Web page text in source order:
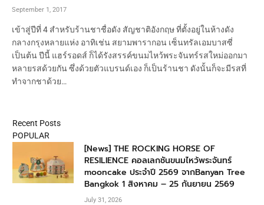
September 1, 2017
เข้าสู่ปีที่ 4 สำหรับร้านชาชื่อดัง สัญชาติอังกฤษ ที่ตั้งอยู่ในห้างดัง
กลางกรุงหลายแห่ง อาทิเช่น สยามพารากอน เซ็นทรัลเอมบาสซี่
เป็นต้น ปีนี้ แฮร์รอดส์ ก็ได้รังสรรค์ขนมไหว้พระจันทร์รสใหม่ออกมา
หลายรสด้วยกัน ซึ่งด้วยตัวแบรนด์เอง ก็เป็นร้านชา ดังนั้นก็จะมีรสที่
ทำจากชาด้วย…
Recent Posts
POPULAR
[News] THE ROCKING HORSE OF
RESILIENCE คอลเลกชันขนมไหว้พระจันทร์
mooncake ประจำปี 2569 จากBanyan Tree
Bangkok 1 สิงหาคม – 25 กันยายน 2569
July 31, 2026